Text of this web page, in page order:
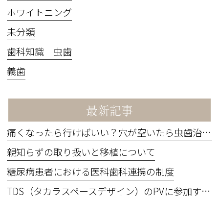
ホワイトニング
未分類
歯科知識 虫歯
義歯
最新記事
痛くなったら行けばいい？穴が空いたら虫歯治療？
親知らずの取り扱いと移植について
糖尿病患者における医科歯科連携の制度
TDS（タカラスペースデザイン）のPVに参加するため撮影を行いました。